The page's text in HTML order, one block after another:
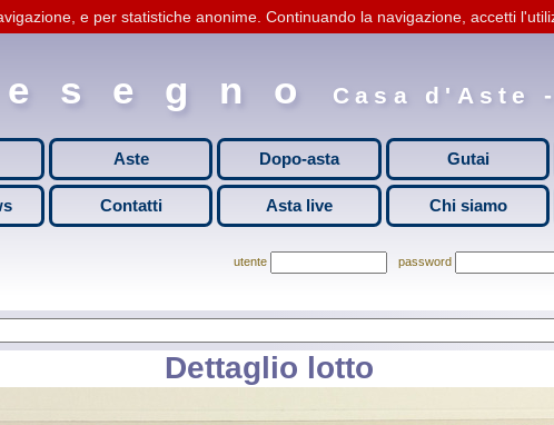
e per statistiche anonime. Continuando la navigazione, accetti
Casa d'Aste
Aste Dopo-asta Gutai
Contatti Asta live Chi siamo
utente password
Dettaglio lotto